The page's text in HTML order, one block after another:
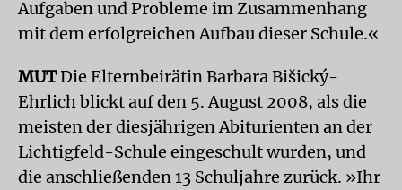
Aufgaben und Probleme im Zusammenhang
mit dem erfolgreichen Aufbau dieser Schule.«
MUTDie Elternbeirätin Barbara Bišický-
Ehrlich blickt auf den 5. August 2008, als die
meisten der diesjährigen Abiturienten an der
Lichtigfeld-Schule eingeschult wurden, und
die anschließenden 13 Schuljahre zurück. »Ihr